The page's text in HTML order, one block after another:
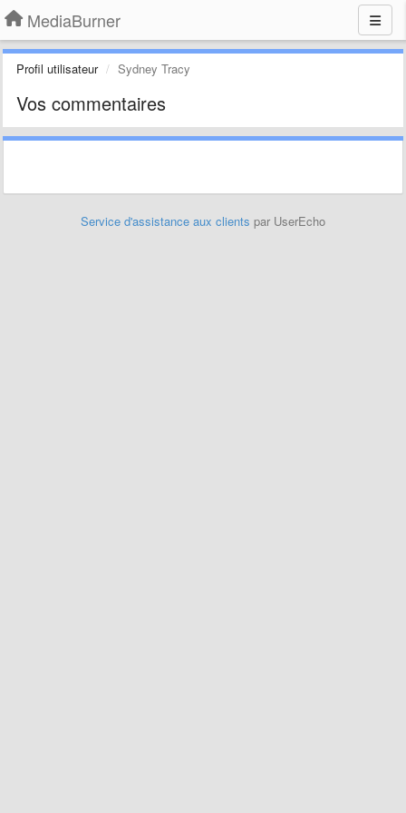
MediaBurner
Profil utilisateur Sydney Tracy
Vos commentaires
Service d'assistance aux clients par UserEcho